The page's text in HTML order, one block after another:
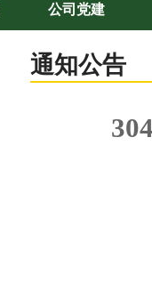
公司党建
通知公告